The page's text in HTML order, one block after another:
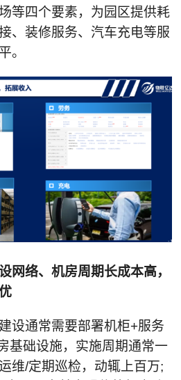
等四个要素，为园区提供耗
、装修服务、汽车充电等服
。
网络、机房周期长成本高，
设通常需要部署机柜+服务
基础设施，实施周期通常一
维/定期巡检，动辄上百万;